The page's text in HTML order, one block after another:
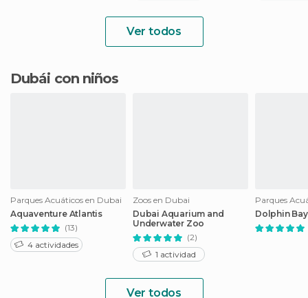
Ver todos
Dubái con niños
Parques Acuáticos en Dubai
Aquaventure Atlantis
(13)
4 actividades
Zoos en Dubai
Dubai Aquarium and
Underwater Zoo
(2)
1 actividad
Parques
Dolphin Bay
Ver todos